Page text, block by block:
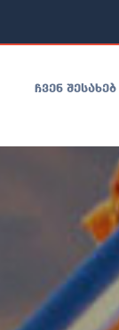
ᲩᲕᲔᲜ ᲨᲔᲡᲐᲮᲔᲑ